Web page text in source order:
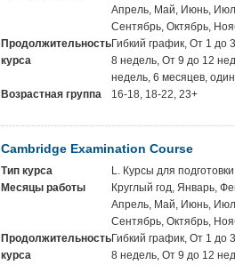
Апрель, Май, Июнь,
Сентябрь, Октябрь,
Продолжительность
курса
Гибкий график, От 1 до
8 недель, От 9 до 12
недель, 6 месяцев,
Возрастная группа
16-18, 18-22, 23+
Cambridge Examination Course
Тип курса
L. Курсы для
Месяцы работы
Круглый год, Январь,
Апрель, Май, Июнь,
Сентябрь, Октябрь,
Продолжительность
курса
Гибкий график, От 1 до
8 недель, От 9 до 12